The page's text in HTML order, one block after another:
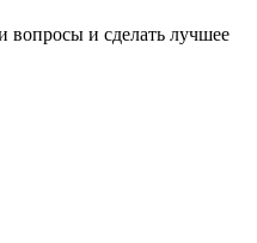
вопросы и сделать лучшее